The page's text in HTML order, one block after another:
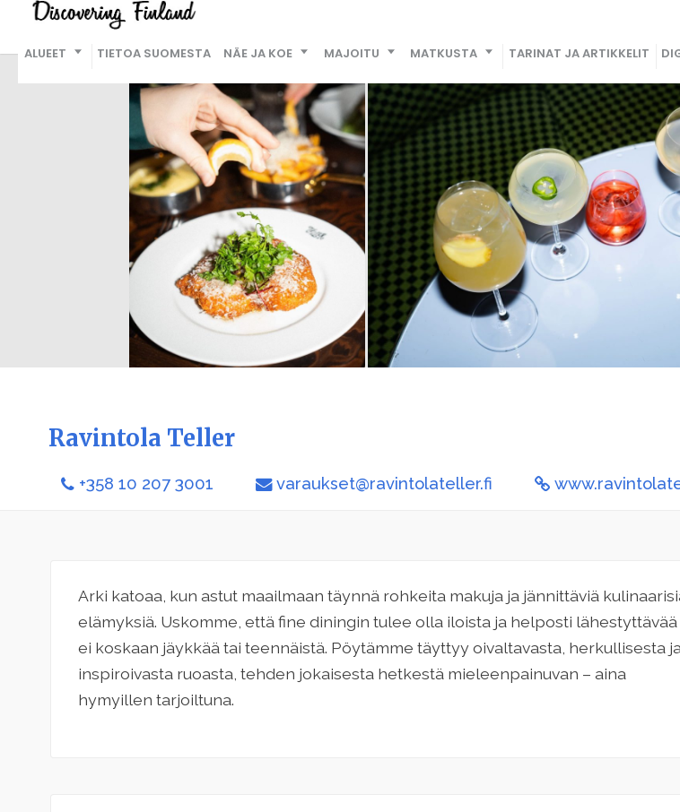
ALUEET TIETOA SUOMESTA NÄE JA KOE MAJOITU MATKUSTA TARINAT JA ARTIKKELIT
Ravintola Teller
+358 10 207 3001 varaukset@ravintolateller.fi
Arki katoaa, kun astut maailmaan täynnä rohkeita makuja ja jännittäviä
elämyksiä. Uskomme, että fine diningin tulee olla iloista ja helposti lähestyttävää
ei koskaan jäykkää tai teennäistä. Pöytämme täyttyy oivaltavasta, herkullisesta
inspiroivasta ruoasta, tehden jokaisesta hetkestä mieleenpainuvan – aina
hymyillen tarjoiltuna.